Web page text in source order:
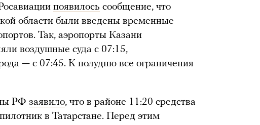
появилось сообщение, что
области были введены временные
Так, аэропорты Казани
воздушные суда с 07:15,
— с 07:45. К полудню все ограничения
РФ заявило, что в районе 11:20 средства
в Татарстане. Перед этим